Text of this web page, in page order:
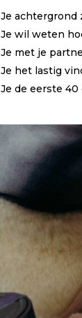
Je achtergrond
Je wil weten
Je met je
Je het lastig
Je de eerste